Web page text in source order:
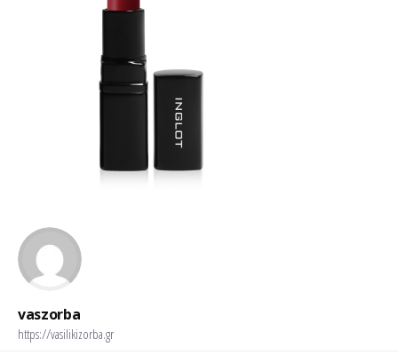
vaszorba
https://vasilikizorba.gr